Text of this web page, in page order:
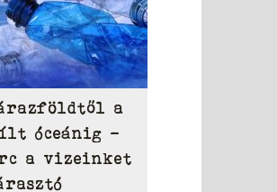
a
óceánig –
a vizeinket